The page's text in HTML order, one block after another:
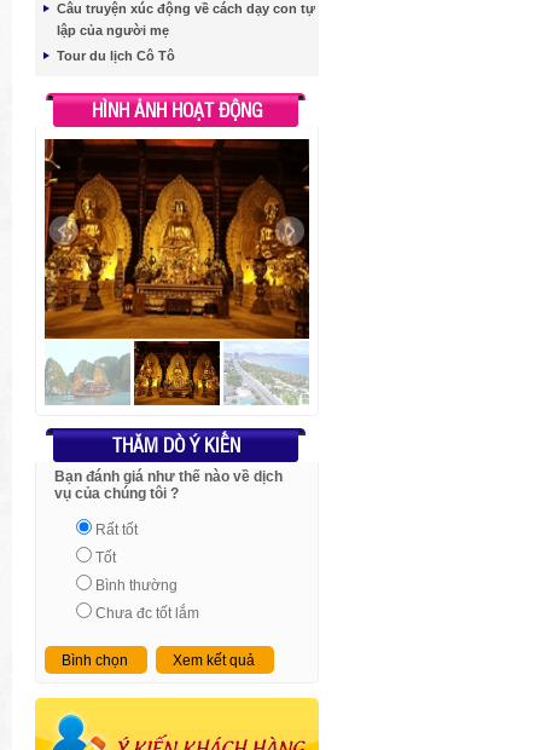
Câu truyện xúc động về cách dạy con tự
lập của người mẹ
Tour du lịch Cô Tô
HÌNH ẢNH HOẠT ĐỘNG
THĂM DÒ Ý KIẾN
Bạn đánh giá như thế nào về dịch
vụ của chúng tôi ?
Rất tốt
Tốt
Bình thường
Chưa đc tốt lắm
Bình chọn Xem kết quả